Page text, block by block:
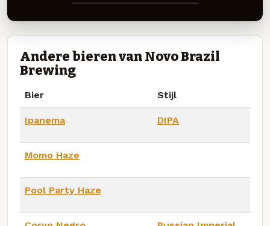
Andere bieren van Novo Brazil
Brewing
Bier Stijl
Ipanema DIPA
Momo Haze
Pool Party Haze